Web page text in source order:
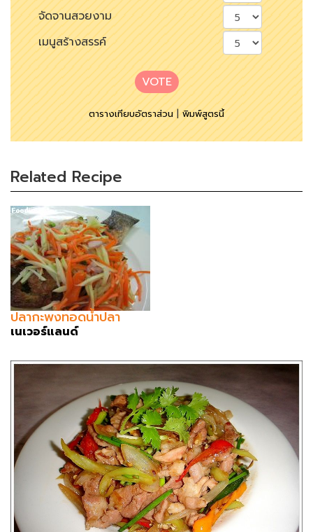
จัดจานสวยงาม
เมนูสร้างสรรค์
VOTE
ตารางเทียบอัตราส่วน|พิมพ์สูตรนี้
Related Recipe
ปลากะพงทอดน้ำปลา
เนเวอร์แลนด์